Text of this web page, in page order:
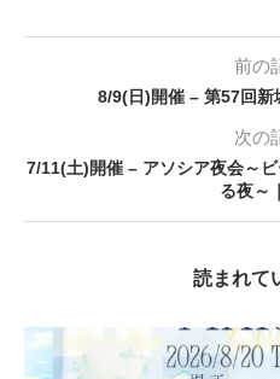
前の
8/9(日)開催 – 第57回新
次の
7/11(土)開催 – アソシア夜会～
る夜～
読まれて